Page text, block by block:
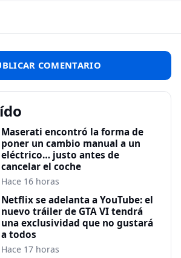
Maserati encontró la forma de
poner un cambio manual a un
eléctrico… justo antes de
cancelar el coche
Hace 16 horas
Netflix se adelanta a YouTube: el
nuevo tráiler de GTA VI tendrá
una exclusividad que no gustará
a todos
Hace 17 horas